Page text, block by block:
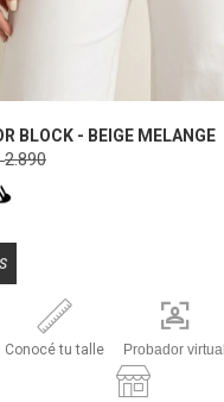
BLOCK - BEIGE MELANGE
2.890
Conocé tu talle Probador virtual